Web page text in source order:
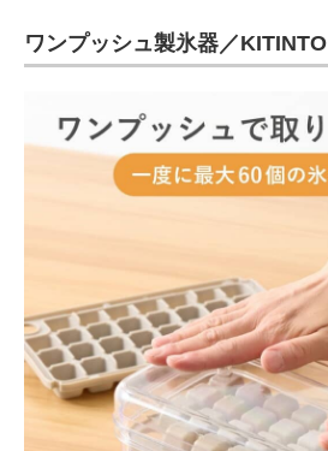
ワンプッシュ製氷器／KITINTO